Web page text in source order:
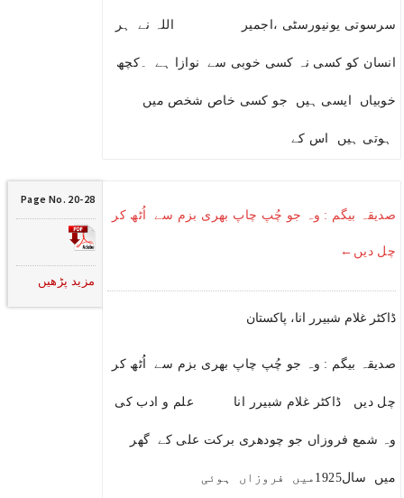
سرسوتی یونیورسٹی ،اجمیر اللہ نے ہر
انسان کو کسی نہ کسی خوبی سے نوازا ہے ۔کچھ
خوبیاں ایسی ہیں جو کسی خاص شخص میں
ہوتی ہیں اس کے
صدیقہ بیگم : وہ جو چُپ چاپ بھری بزم سے اُٹھ کر
چل دیں←
ڈاکٹر غلام شبیرر انا، پاکستان
صدیقہ بیگم : وہ جو چُپ چاپ بھری بزم سے اُٹھ کر
چل دیں ڈاکٹر غلام شبیرر انا علم و ادب کی
وہ شمع فروزاں جو چودھری برکت علی کے گھر
میں سال1925میں فروزاں ہوئی
Page No. 20-28
مزید پڑھیں